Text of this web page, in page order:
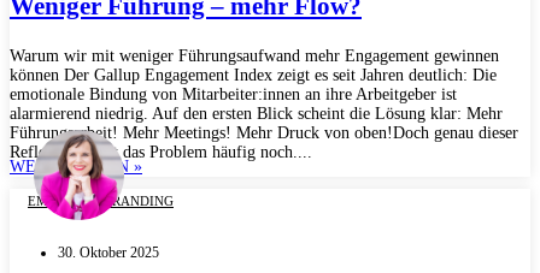
Weniger Führung – mehr Flow?
Warum wir mit weniger Führungsaufwand mehr Engagement gewinnen
können Der Gallup Engagement Index zeigt es seit Jahren deutlich: Die
emotionale Bindung von Mitarbeiter:innen an ihre Arbeitgeber ist
alarmierend niedrig. Auf den ersten Blick scheint die Lösung klar: Mehr
Führungsarbeit! Mehr Meetings! Mehr Druck von oben!Doch genau dieser
Reflex verstärkt das Problem häufig noch....
WEITERLESEN »
EMPLOYER BRANDING
30. Oktober 2025